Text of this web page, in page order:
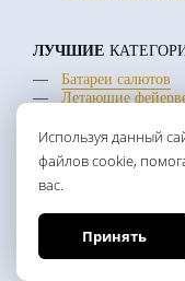
Используя данный
файлов cookie,
вас.
Принять
ЛУЧШИЕ
Батареи салютов
Летающие
+7 (922) 300-40-40